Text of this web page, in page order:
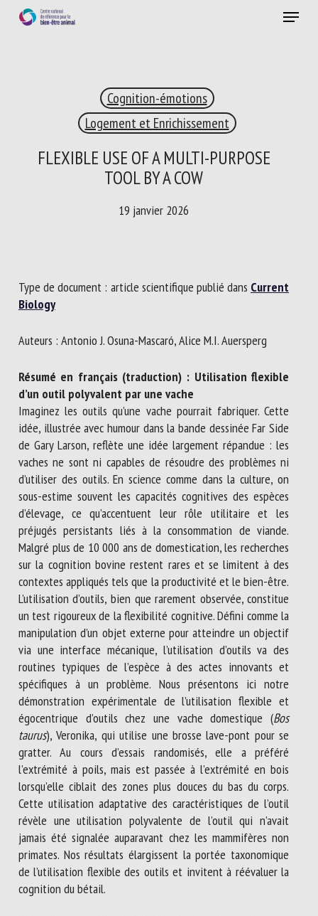
Menu
Cognition-émotions
Logement et Enrichissement
FLEXIBLE USE OF A MULTI-PURPOSE
TOOL BY A COW
19 janvier 2026
Type de document : article scientifique publié dans Current
Biology
Auteurs : Antonio J. Osuna-Mascaró, Alice M.I. Auersperg
Résumé en français (traduction) : Utilisation flexible
d’un outil polyvalent par une vache
Imaginez les outils qu’une vache pourrait fabriquer. Cette
idée, illustrée avec humour dans la bande dessinée Far Side
de Gary Larson, reflète une idée largement répandue : les
vaches ne sont ni capables de résoudre des problèmes ni
d’utiliser des outils. En science comme dans la culture, on
sous-estime souvent les capacités cognitives des espèces
d’élevage, ce qu’accentuent leur rôle utilitaire et les
préjugés persistants liés à la consommation de viande.
Malgré plus de 10 000 ans de domestication, les recherches
sur la cognition bovine restent rares et se limitent à des
contextes appliqués tels que la productivité et le bien-être.
L’utilisation d’outils, bien que rarement observée, constitue
un test rigoureux de la flexibilité cognitive. Défini comme la
manipulation d’un objet externe pour atteindre un objectif
via une interface mécanique, l’utilisation d’outils va des
routines typiques de l’espèce à des actes innovants et
spécifiques à un problème. Nous présentons ici notre
démonstration expérimentale de l’utilisation flexible et
égocentrique d’outils chez une vache domestique (Bos
taurus), Veronika, qui utilise une brosse lave-pont pour se
gratter. Au cours d’essais randomisés, elle a préféré
l’extrémité à poils, mais est passée à l’extrémité en bois
lorsqu’elle ciblait des zones plus douces du bas du corps.
Cette utilisation adaptative des caractéristiques de l’outil
révèle une utilisation polyvalente de l’outil qui n’avait
jamais été signalée auparavant chez les mammifères non
primates. Nos résultats élargissent la portée taxonomique
de l’utilisation flexible des outils et invitent à réévaluer la
cognition du bétail.
RECEVEZ CHAQUE MOIS GRATUITEMENT
LES DERNIÈRES ACTUALITÉS SUR LE BIEN-ÊTRE
ANIMAL
notre newsletter :
Prénom *
Organisme *
E-mail *
En soumettant ce formulaire, j'accepte que les
informations saisies soient utilisées dans le cadre de la
relation avec le CNR BEA. *
Les champs suivis de * sont obligatoires